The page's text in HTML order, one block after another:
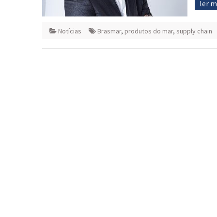
ler
Notícias Brasmar, produtos do mar, supply chain